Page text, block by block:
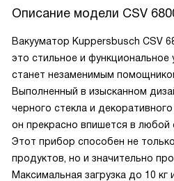
Описание модели CSV
Вакууматор Kuppersbusch CSV
это стильное и функциональное
станет незаменимым
Выполненный в изысканном
черного стекла и
он прекрасно впишется в любой
Этот прибор способен не
продуктов, но и значительно
Максимальная загрузка до 10